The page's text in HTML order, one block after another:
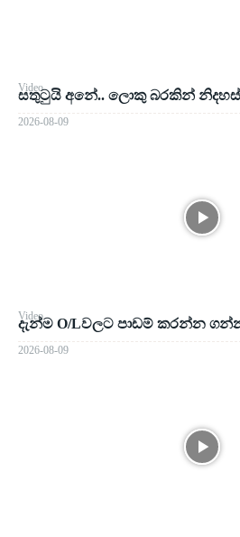
Video
සතුටුයි අනේ.. ලොකු බරකින්
2026-08-09
Video
දැන්ම O/Lවලට පාඩම් කරන්න
2026-08-09